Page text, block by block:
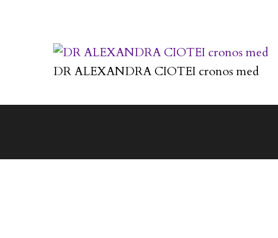
DR ALEXANDRA CIOTEI cronos med